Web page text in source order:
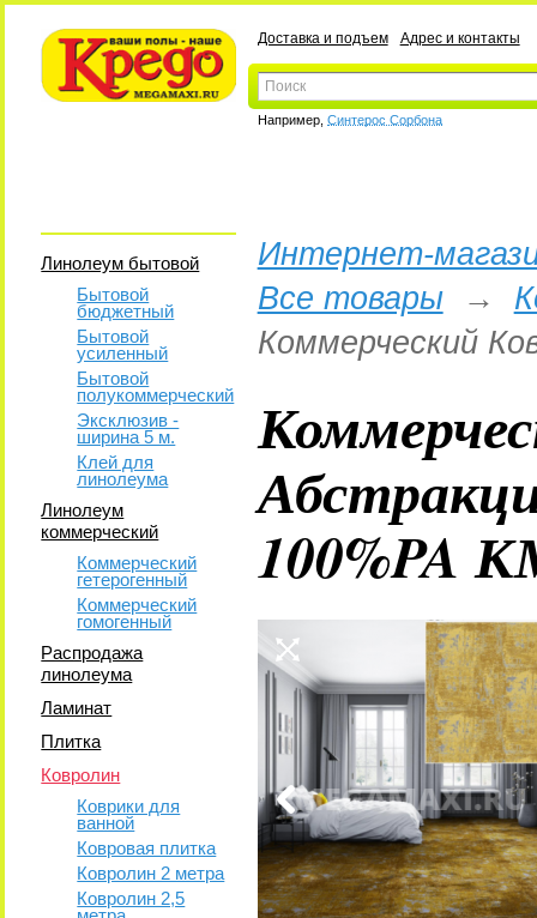
Доставка и подъем Адрес и контакты
Например, Синтерос Сорбона
Линолеум бытовой
Бытовой
бюджетный
Бытовой
усиленный
Бытовой
полукоммерческий
Эксклюзив -
ширина 5 м.
Клей для
линолеума
Линолеум
коммерческий
Коммерческий
гетерогенный
Коммерческий
гомогенный
Распродажа
линолеума
Ламинат
Плитка
Ковролин
Коврики для
ванной
Ковровая плитка
Ковролин 2 метра
Ковролин 2,5
Интернет-
Все товары→
Коммерческий
100%PA